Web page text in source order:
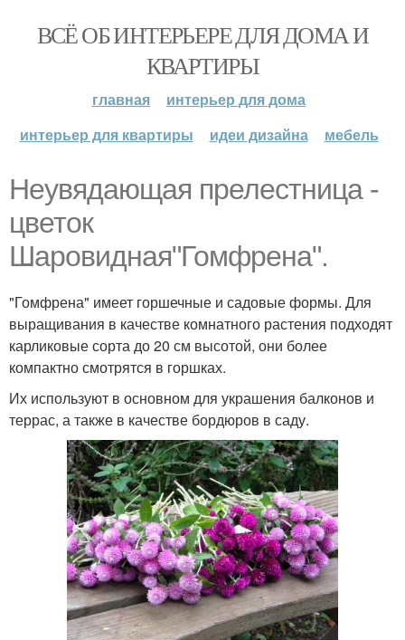
ВСЁ ОБ ИНТЕРЬЕРЕ ДЛЯ ДОМА И
КВАРТИРЫ
главная
интерьер для дома
интерьер для квартиры
идеи дизайна мебель
Неувядающая прелестница -
цветок
Шаровидная"Гомфрена".
"Гомфрена" имеет горшечные и садовые формы. Для
выращивания в качестве комнатного растения подходят
карликовые сорта до 20 см высотой, они более
компактно смотрятся в горшках.
Их используют в основном для украшения балконов и
террас, а также в качестве бордюров в саду.